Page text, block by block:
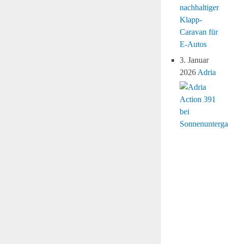
nachhaltiger
Klapp-
Caravan für
E-Autos
3. Januar
2026Adria